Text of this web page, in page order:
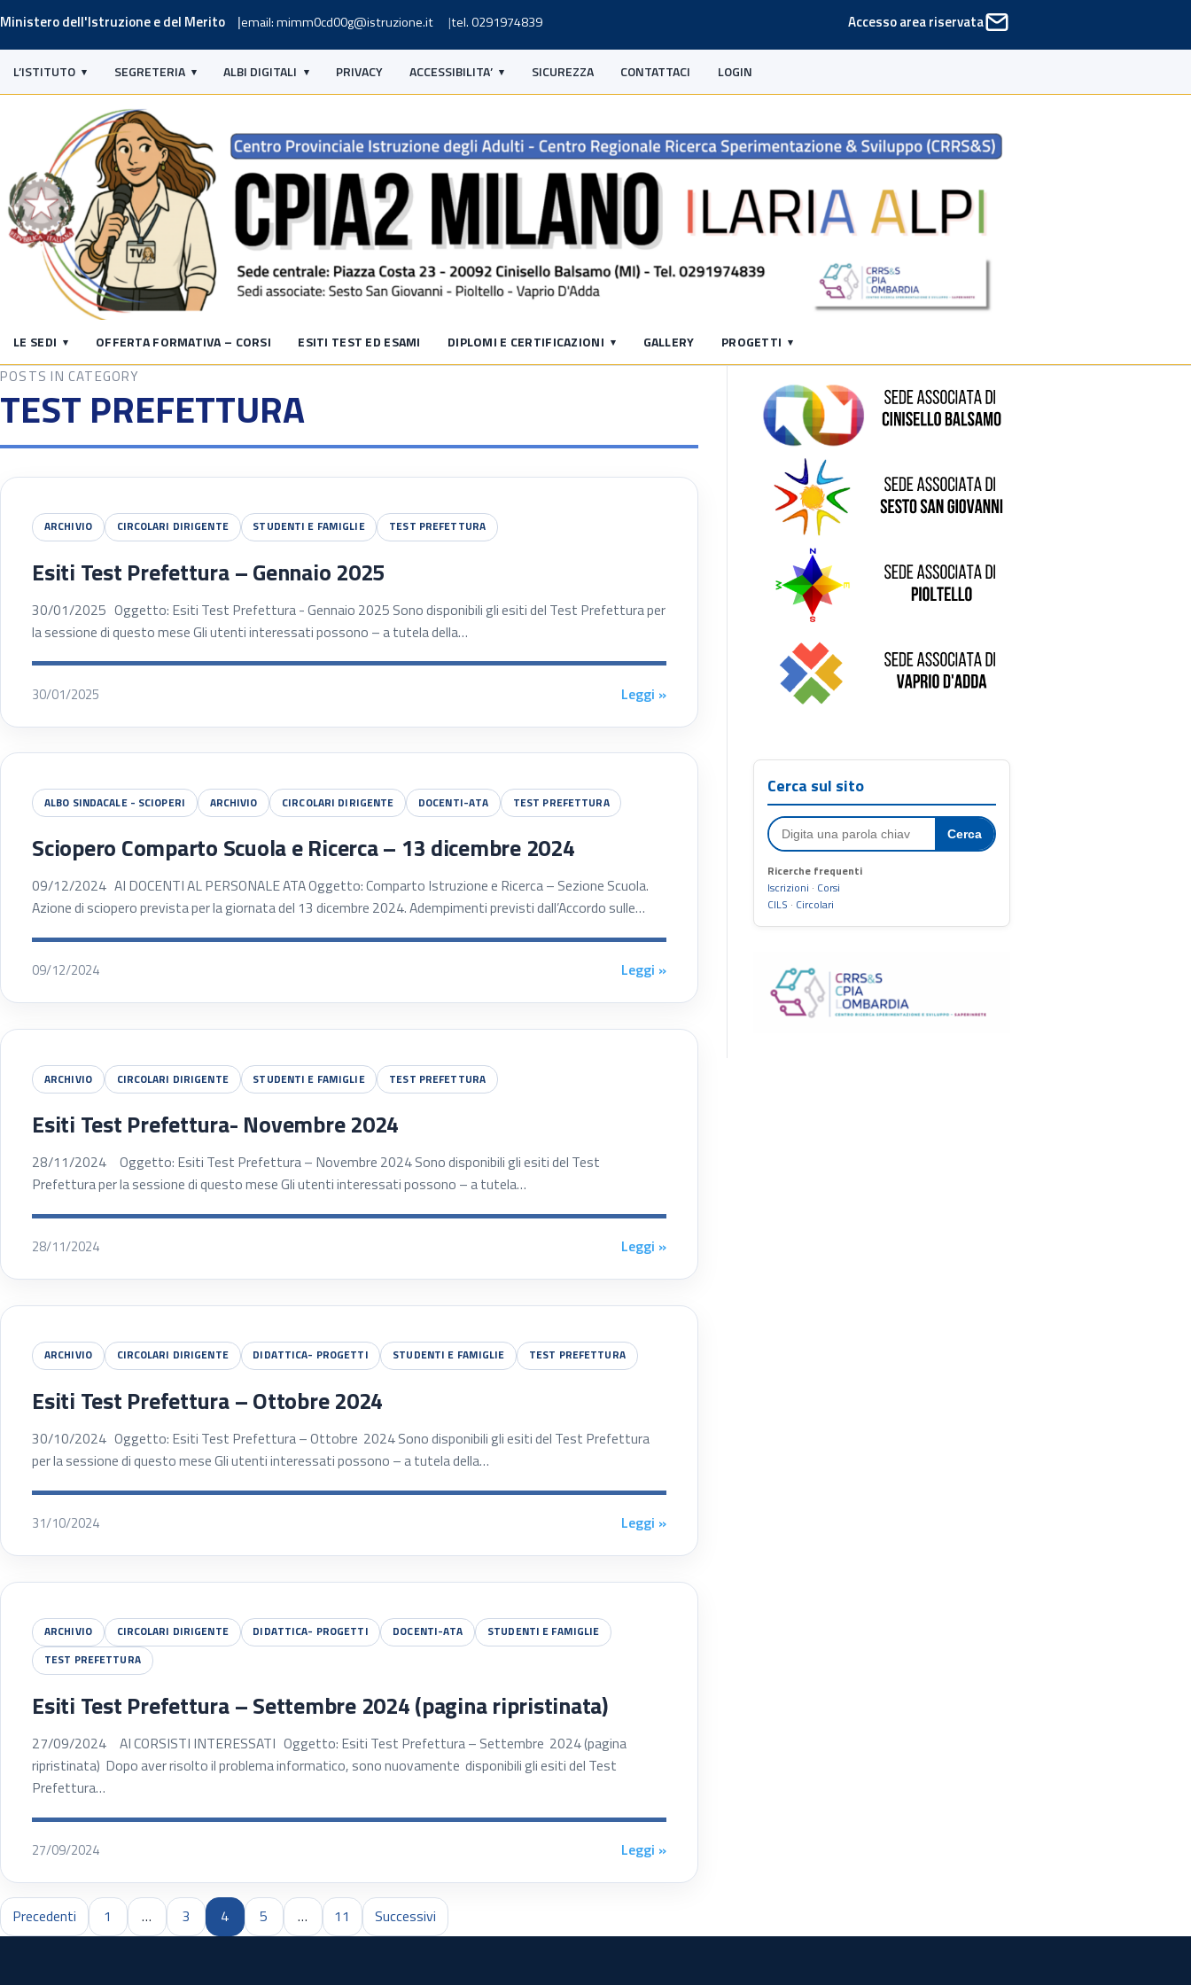
Ministero dell'Istruzione e del Merito email: mimm0cd00g@istruzione.it tel. 0291974839 Accesso area riservata
L’ISTITUTO SEGRETERIA ALBI DIGITALI PRIVACY ACCESSIBILITA’ SICUREZZA CONTATTACI LOGIN
LE SEDI OFFERTA FORMATIVA – CORSI ESITI TEST ED ESAMI DIPLOMI E CERTIFICAZIONI GALLERY PROGETTI
POSTS IN CATEGORY
TEST PREFETTURA
ARCHIVIO CIRCOLARI DIRIGENTE STUDENTI E FAMIGLIE TEST PREFETTURA
Esiti Test Prefettura – Gennaio 2025
30/01/2025 Oggetto: Esiti Test Prefettura - Gennaio 2025 Sono disponibili gli esiti del Test Prefettura per
la sessione di questo mese Gli utenti interessati possono – a tutela della…
30/01/2025 Leggi »
ALBO SINDACALE - SCIOPERI ARCHIVIO CIRCOLARI DIRIGENTE DOCENTI-ATA TEST PREFETTURA
Sciopero Comparto Scuola e Ricerca – 13 dicembre 2024
09/12/2024 AI DOCENTI AL PERSONALE ATA Oggetto: Comparto Istruzione e Ricerca – Sezione Scuola.
Azione di sciopero prevista per la giornata del 13 dicembre 2024. Adempimenti previsti dall’Accordo sulle…
09/12/2024 Leggi »
ARCHIVIO CIRCOLARI DIRIGENTE STUDENTI E FAMIGLIE TEST PREFETTURA
Esiti Test Prefettura- Novembre 2024
28/11/2024 Oggetto: Esiti Test Prefettura – Novembre 2024 Sono disponibili gli esiti del Test
Prefettura per la sessione di questo mese Gli utenti interessati possono – a tutela…
28/11/2024 Leggi »
ARCHIVIO CIRCOLARI DIRIGENTE DIDATTICA- PROGETTI STUDENTI E FAMIGLIE TEST PREFETTURA
Esiti Test Prefettura – Ottobre 2024
30/10/2024 Oggetto: Esiti Test Prefettura – Ottobre 2024 Sono disponibili gli esiti del Test Prefettura
per la sessione di questo mese Gli utenti interessati possono – a tutela della…
31/10/2024 Leggi »
ARCHIVIO CIRCOLARI DIRIGENTE DIDATTICA- PROGETTI DOCENTI-ATA
STUDENTI E FAMIGLIE
TEST PREFETTURA
Esiti Test Prefettura – Settembre 2024 (pagina ripristinata)
27/09/2024 AI CORSISTI INTERESSATI Oggetto: Esiti Test Prefettura – Settembre 2024 (pagina
ripristinata) Dopo aver risolto il problema informatico, sono nuovamente disponibili gli esiti del Test
Prefettura…
27/09/2024 Leggi »
Precedenti 1 … 3 4 5 … 11 Successivi
Sede di Cinisello Balsamo
Sede di Sesto San Giovanni
Sede di Pioltello
Sede di Vaprio D'Adda
Cerca sul sito
Cerca
Ricerche frequenti
Iscrizioni · Corsi
CILS · Circolari